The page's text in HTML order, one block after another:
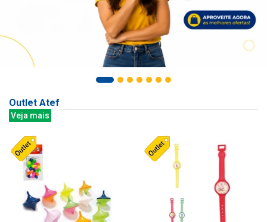
Outlet Atef
Veja mais